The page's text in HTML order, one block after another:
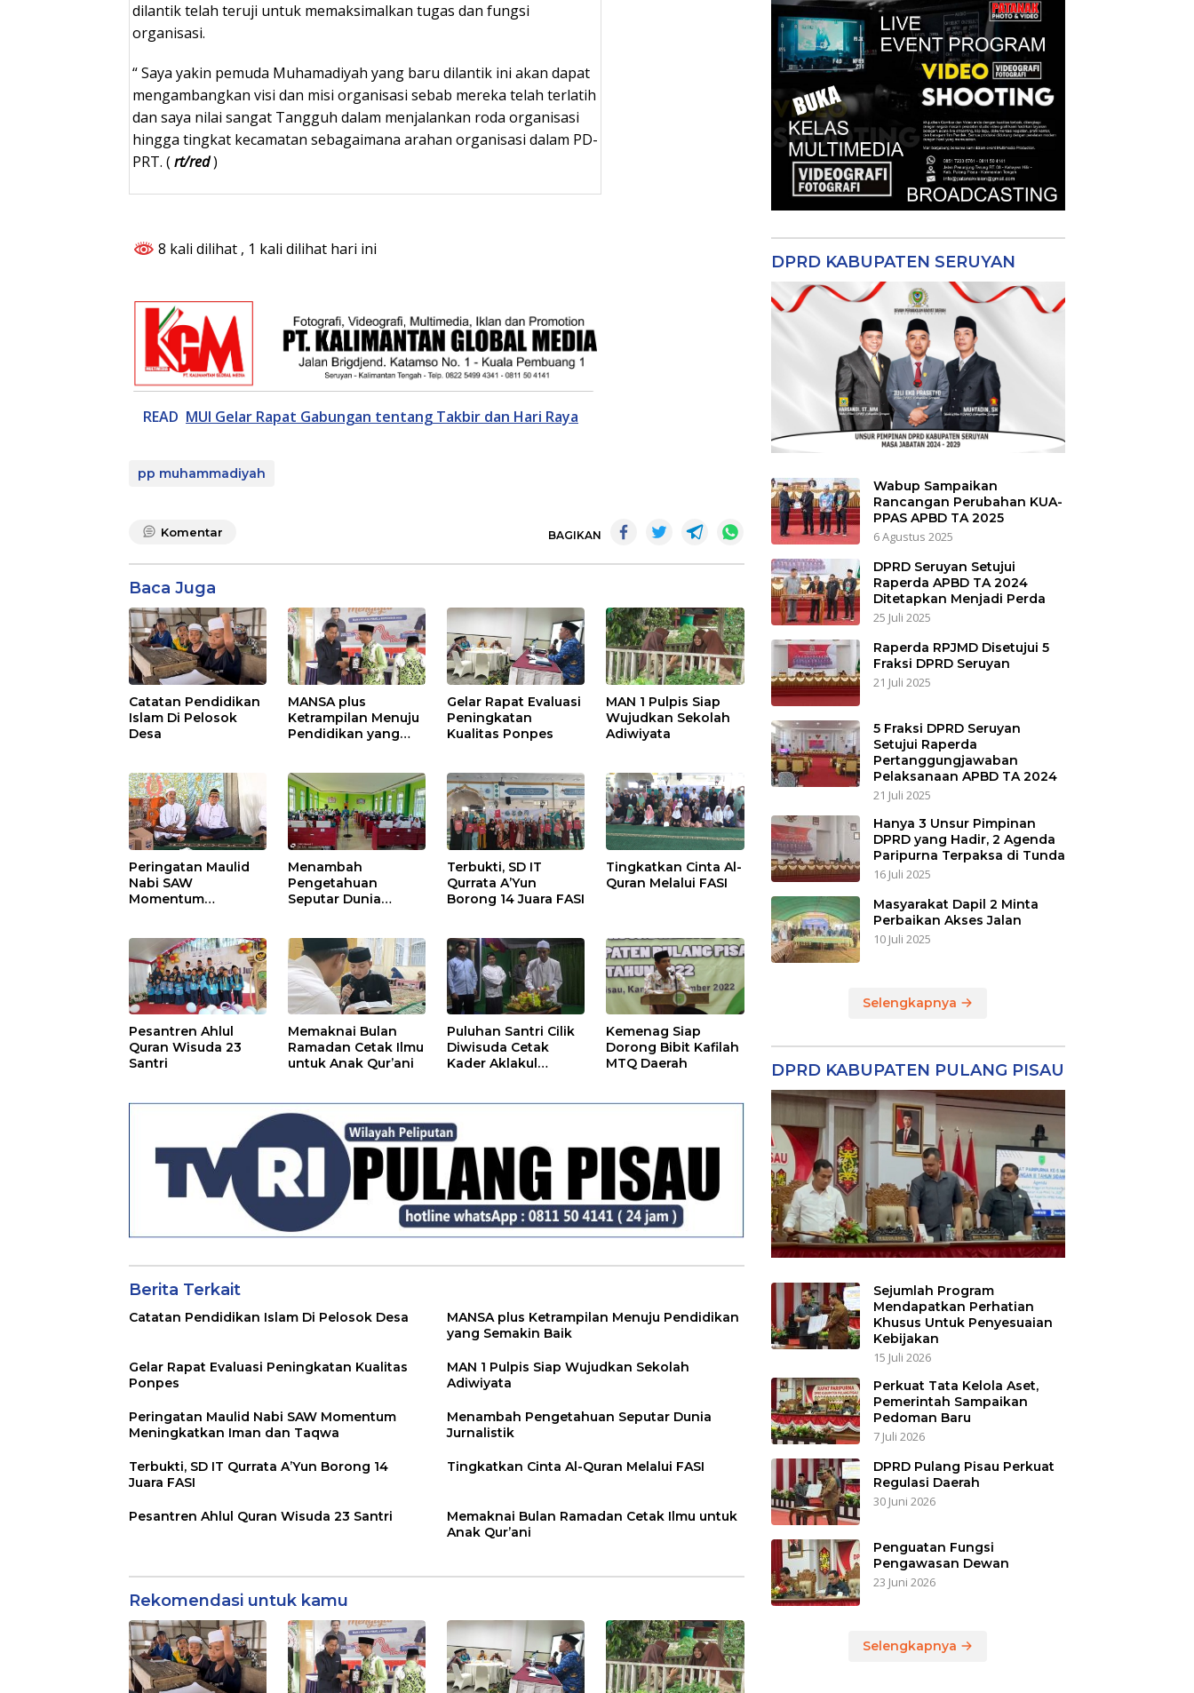
dilantik telah teruji untuk memaksimalkan tugas dan fungsi
organisasi.
“ Saya yakin pemuda Muhamadiyah yang baru dilantik ini akan dapat
mengambangkan visi dan misi organisasi sebab mereka telah terlatih
dan saya nilai sangat Tangguh dalam menjalankan roda organisasi
hingga tingkat kecamatan sebagaimana arahan organisasi dalam PD-
PRT. (rt/red)
8 kali dilihat , 1 kali dilihat hari ini
READ MUI Gelar Rapat Gabungan tentang Takbir dan Hari Raya
pp muhammadiyah
Komentar BAGIKAN
Baca Juga
Catatan Pendidikan
Islam Di Pelosok
Desa
MANSA plus
Ketrampilan Menuju
Pendidikan yang
Gelar Rapat Evaluasi
Peningkatan
Kualitas Ponpes
MAN 1 Pulpis Siap
Wujudkan Sekolah
Adiwiyata
Peringatan Maulid
Nabi SAW
Momentum
Menambah
Pengetahuan
Seputar Dunia
Terbukti, SD IT
Qurrata A’Yun
Borong 14 Juara FASI
Tingkatkan Cinta Al-
Quran Melalui FASI
Pesantren Ahlul
Quran Wisuda 23
Santri
Memaknai Bulan
Ramadan Cetak Ilmu
untuk Anak Qur’ani
Puluhan Santri Cilik
Diwisuda Cetak
Kader Aklakul
Kemenag Siap
Dorong Bibit Kafilah
MTQ Daerah
Berita Terkait
Catatan Pendidikan Islam Di Pelosok Desa
MANSA plus Ketrampilan Menuju Pendidikan
yang Semakin Baik
Gelar Rapat Evaluasi Peningkatan Kualitas
Ponpes
MAN 1 Pulpis Siap Wujudkan Sekolah
Adiwiyata
Peringatan Maulid Nabi SAW Momentum
Meningkatkan Iman dan Taqwa
Menambah Pengetahuan Seputar Dunia
Jurnalistik
Terbukti, SD IT Qurrata A’Yun Borong 14
Juara FASI
Tingkatkan Cinta Al-Quran Melalui FASI
Pesantren Ahlul Quran Wisuda 23 Santri
Memaknai Bulan Ramadan Cetak Ilmu untuk
Anak Qur’ani
Rekomendasi untuk kamu
DPRD KABUPATEN SERUYAN
Wabup Sampaikan
Rancangan Perubahan KUA-
PPAS APBD TA 2025
6 Agustus 2025
DPRD Seruyan Setujui
Raperda APBD TA 2024
Ditetapkan Menjadi Perda
25 Juli 2025
Raperda RPJMD Disetujui 5
Fraksi DPRD Seruyan
21 Juli 2025
5 Fraksi DPRD Seruyan
Setujui Raperda
Pertanggungjawaban
Pelaksanaan APBD TA 2024
21 Juli 2025
Hanya 3 Unsur Pimpinan
DPRD yang Hadir, 2 Agenda
Paripurna Terpaksa di Tunda
16 Juli 2025
Masyarakat Dapil 2 Minta
Perbaikan Akses Jalan
10 Juli 2025
Selengkapnya
DPRD KABUPATEN PULANG PISAU
Sejumlah Program
Mendapatkan Perhatian
Khusus Untuk Penyesuaian
Kebijakan
15 Juli 2026
Perkuat Tata Kelola Aset,
Pemerintah Sampaikan
Pedoman Baru
7 Juli 2026
DPRD Pulang Pisau Perkuat
Regulasi Daerah
30 Juni 2026
Penguatan Fungsi
Pengawasan Dewan
23 Juni 2026
Selengkapnya